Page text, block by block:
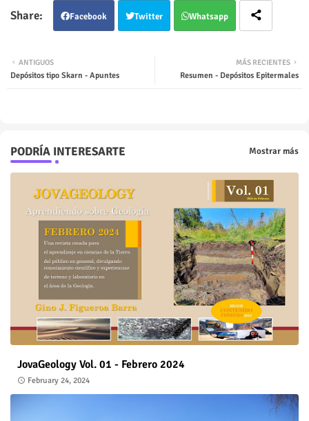
Facebook Twitter Whatsapp
MÁS RECIENTES
Resumen - Depósitos Epitermales
ANTIGUOS
Depósitos tipo Skarn - Apuntes
PODRÍA INTERESARTE Mostrar más
JovaGeology Vol. 01 - Febrero 2024
February 24, 2024